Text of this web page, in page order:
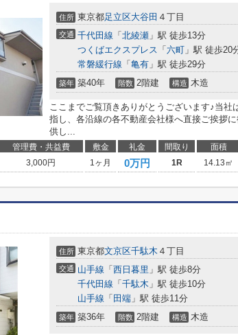
住所 東京都足立区大谷田 ４丁目
交通 千代田線 「 北綾瀬 」駅 徒歩13分
つくばエクスプレス 「 六町 」駅 徒歩20
常磐緩行線 「 亀有 」駅 徒歩29分
築年 築40年 階数 2階建 構造 木造
ここまでご覧頂きありがとうございます♪当社
指し、各沿線の各不動産会社様へ直接ご挨拶
供し...
管理費・共益費 敷金 礼金 間取り 面積
3,000円 1ヶ月 0万円 1R 14.13㎡
住所 東京都文京区千駄木 ４丁目
交通 山手線 「 西日暮里 」駅 徒歩8分
千代田線 「 千駄木 」駅 徒歩10分
山手線 「 田端 」駅 徒歩11分
築年 築36年 階数 2階建 構造 木造